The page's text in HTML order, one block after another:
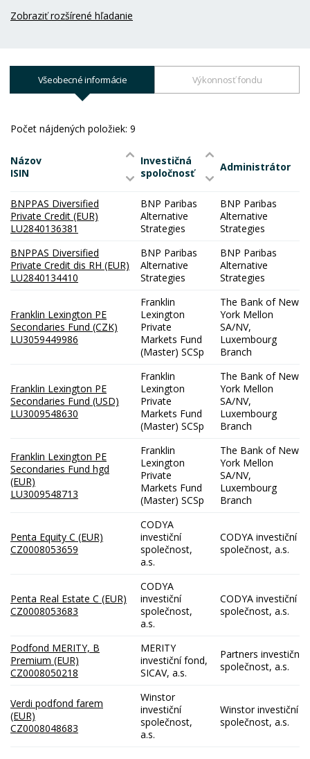
Zobraziť rozšírené hľadanie
Všeobecné informácie Výkonnosť fondu
Počet nájdených položiek: 9
Názov
ISIN
Investičná
spoločnosť
Administrátor
BNPPAS Diversified
Private Credit (EUR)
LU2840136381
BNP Paribas
Alternative
Strategies
BNP Paribas
Alternative
Strategies
BNPPAS Diversified
Private Credit dis RH (EUR)
LU2840134410
BNP Paribas
Alternative
Strategies
BNP Paribas
Alternative
Strategies
Franklin Lexington PE
Secondaries Fund (CZK)
LU3059449986
Franklin
Lexington
Private
Markets Fund
(Master) SCSp
The Bank of New
York Mellon
SA/NV,
Luxembourg
Branch
Franklin Lexington PE
Secondaries Fund (USD)
LU3009548630
Franklin
Lexington
Private
Markets Fund
(Master) SCSp
The Bank of New
York Mellon
SA/NV,
Luxembourg
Branch
Franklin Lexington PE
Secondaries Fund hgd
(EUR)
LU3009548713
Franklin
Lexington
Private
Markets Fund
(Master) SCSp
The Bank of New
York Mellon
SA/NV,
Luxembourg
Branch
Penta Equity C (EUR)
CZ0008053659
CODYA
investiční
společnost,
a.s.
CODYA investiční
společnost, a.s.
Penta Real Estate C (EUR)
CZ0008053683
CODYA
investiční
společnost,
a.s.
CODYA investiční
společnost, a.s.
Podfond MERITY, B
Premium (EUR)
CZ0008050218
MERITY
investiční fond,
SICAV, a.s.
Partners investiční
společnost, a.s.
Verdi podfond farem
(EUR)
CZ0008048683
Winstor
investiční
společnost,
a.s.
Winstor investiční
společnost, a.s.